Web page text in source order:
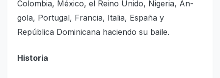
Colombia, México, el Reino Unido, Nigeria, An­
gola, Portugal, Francia, Ita­lia, España y
República Do­minicana haciendo su baile.
Historia